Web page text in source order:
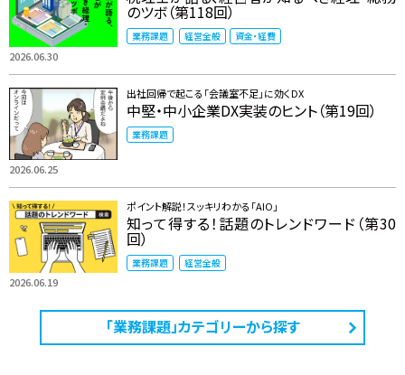
2026.06.30
のツボ（第118回）
業務課題 経営全般 資金・経費
2026.06.25
出社回帰で起こる「会議室不足」に効くDX
中堅・中小企業DX実装のヒント（第19回）
業務課題
2026.06.19
ポイント解説！スッキリわかる「AIO」
知って得する！話題のトレンドワード（第30
回）
業務課題 経営全般
「業務課題」カテゴリーから探す